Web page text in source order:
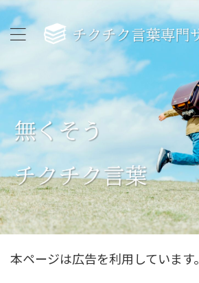
本ページは広告を利用しています。